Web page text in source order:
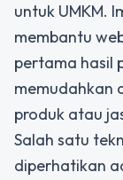
untuk UMKM.
membantu
pertama hasil
memudahkan
produk atau
Salah satu
diperhatikan